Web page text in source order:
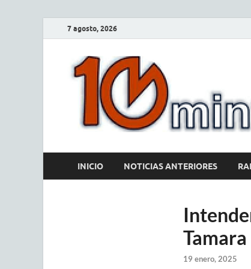
7 agosto, 2026
INICIO NOTICIAS ANTERIORES
19 enero, 2025